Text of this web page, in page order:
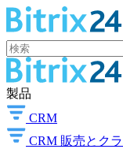
製品
CRM
CRM 販売とク